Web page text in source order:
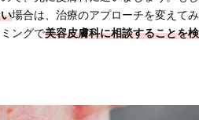
場合は、治療のアプローチを変えてみ
ングで美容皮膚科に相談することを検